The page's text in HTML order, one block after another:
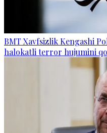
BMT Xavfsizlik Kengashi
halokatli terror hujumini